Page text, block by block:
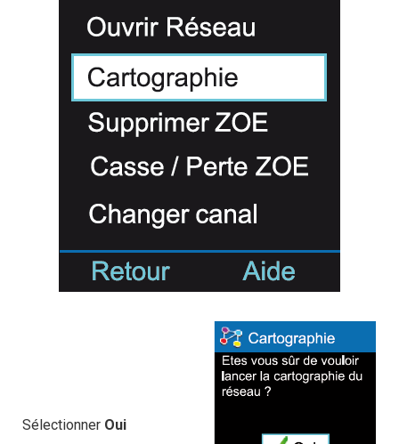
Sélectionner Oui